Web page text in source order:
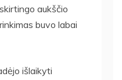
aukščio
buvo labai
išlaikyti